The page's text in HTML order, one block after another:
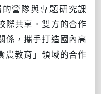
營隊與專題研究課
際共享。雙方的合作
係，攜手打造國內高
農教育」領域的合作